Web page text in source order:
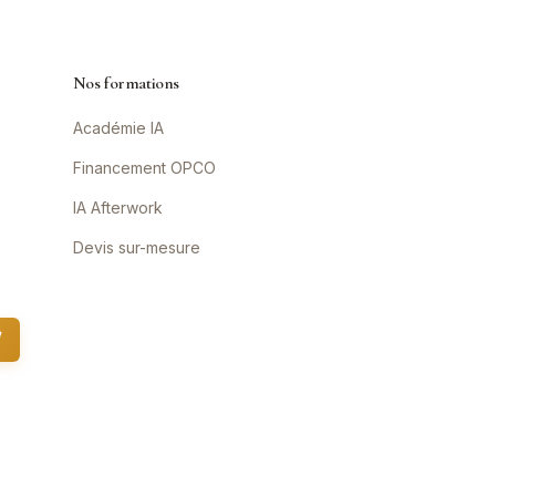
Nos formations
Académie IA
Financement OPCO
IA Afterwork
Devis sur-mesure